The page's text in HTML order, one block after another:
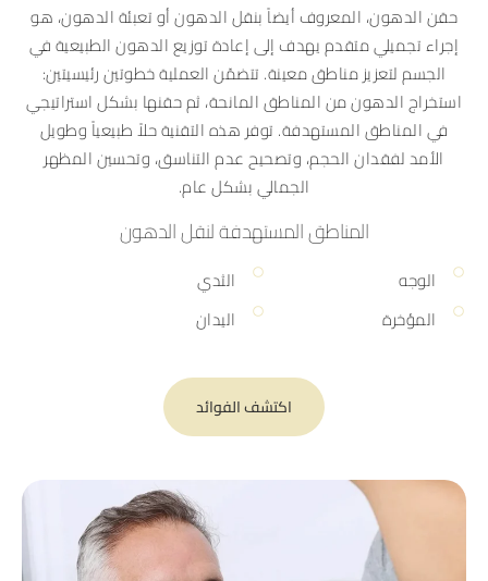
حقن الدهون، المعروف أيضاً بنقل الدهون أو تعبئة الدهون، هو
إجراء تجميلي متقدم يهدف إلى إعادة توزيع الدهون الطبيعية في
الجسم لتعزيز مناطق معينة. تتضمّن العملية خطوتين رئيسيتين:
استخراج الدهون من المناطق المانحة، ثم حقنها بشكل استراتيجي
في المناطق المستهدفة. توفر هذه التقنية حلاً طبيعياً وطويل
الأمد لفقدان الحجم، وتصحيح عدم التناسق، وتحسين المظهر
الجمالي بشكل عام.
المناطق المستهدفة لنقل الدهون
الوجه
الثدي
المؤخرة
اليدان
اكتشف الفوائد